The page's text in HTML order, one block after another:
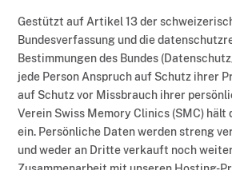
Gestützt auf Artikel 13 der
Bundesverfassung und die
Bestimmungen des Bundes
jede Person Anspruch auf Schutz ihrer
auf Schutz vor Missbrauch ihrer
Verein Swiss Memory Clinics (SMC) hält
ein. Persönliche Daten werden streng
und weder an Dritte verkauft noch